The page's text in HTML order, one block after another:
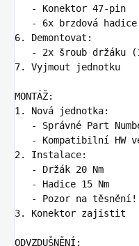
   -
   -
6.
   -
7.
Vyjmout jednotku
1.
   -
   -
2.
   -
   -
   -
3.
Konektor zajistit